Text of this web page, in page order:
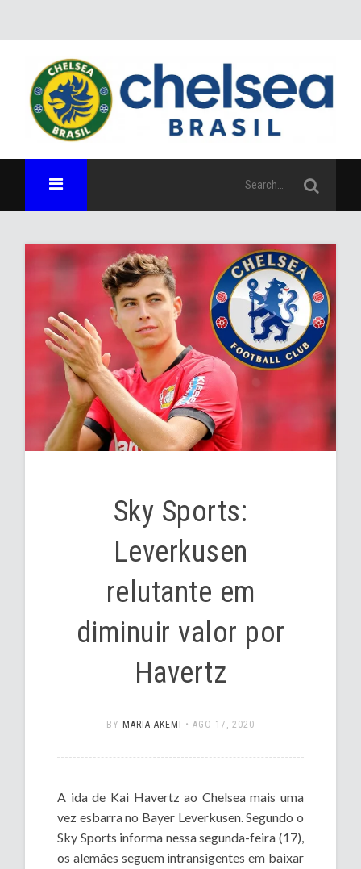
Sky Sports:
Leverkusen
relutante em
diminuir valor por
Havertz
BY MARIA AKEMI • AGO 17, 2020
A ida de Kai Havertz ao Chelsea mais uma
vez esbarra no Bayer Leverkusen. Segundo o
Sky Sports informa nessa segunda-feira (17),
os alemães seguem intransigentes em baixar